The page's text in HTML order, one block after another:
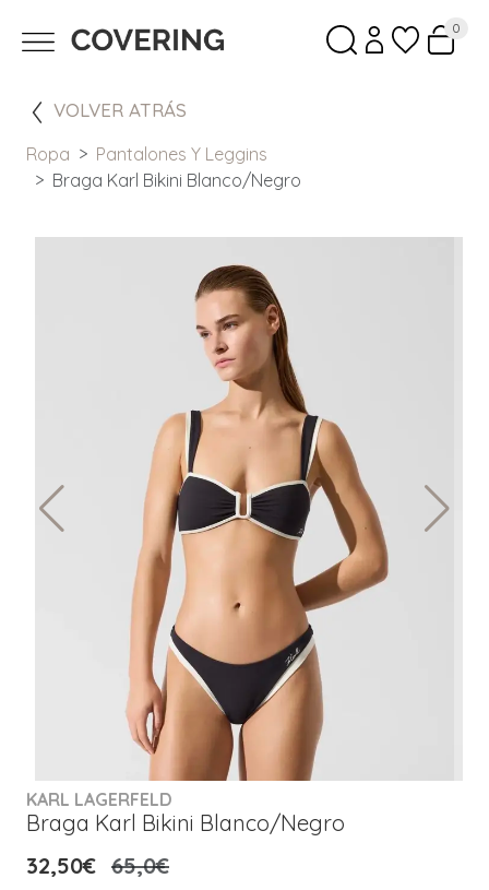
0
VOLVER ATRÁS
Ropa
Pantalones Y Leggins
Braga Karl Bikini Blanco/Negro
KARL LAGERFELD
Braga Karl Bikini Blanco/Negro
32,50€ 65,0€